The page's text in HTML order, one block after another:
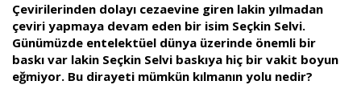
Çevirilerinden dolayı cezaevine giren lakin yılmadan
çeviri yapmaya devam eden bir isim Seçkin Selvi.
Günümüzde entelektüel dünya üzerinde önemli bir
baskı var lakin Seçkin Selvi baskıya hiç bir vakit boyun
eğmiyor. Bu dirayeti mümkün kılmanın yolu nedir?